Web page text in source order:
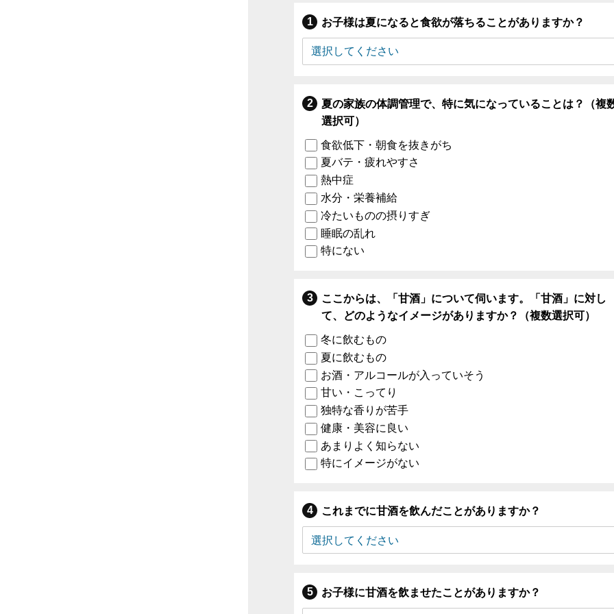
お子様は夏になると食欲が落ちることがありますか？
夏の家族の体調管理で、特に気になっていることは？（複
選択可）
食欲低下・朝食を抜きがち
夏バテ・疲れやすさ
熱中症
水分・栄養補給
冷たいものの摂りすぎ
睡眠の乱れ
特にない
ここからは、「甘酒」について伺います。「甘酒」に対し
て、どのようなイメージがありますか？（複数選択可）
冬に飲むもの
夏に飲むもの
お酒・アルコールが入っていそう
甘い・こってり
独特な香りが苦手
健康・美容に良い
あまりよく知らない
特にイメージがない
これまでに甘酒を飲んだことがありますか？
お子様に甘酒を飲ませたことがありますか？